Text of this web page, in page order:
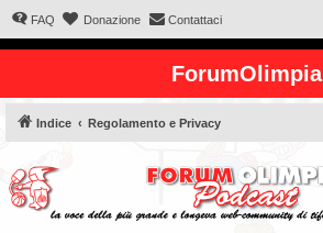
FAQ Donazione Contattaci
ForumOlimpia
Indice Regolamento e Privacy